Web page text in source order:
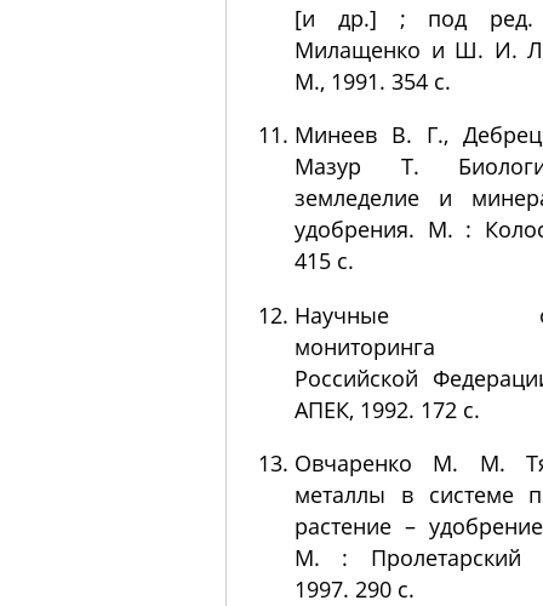
[и др.] ; под
Милащенко и Ш. И.
М., 1991. 354 с.
Минеев B. Г.,
Мазур Т.
земледелие и
удобрения. М. :
415 с.
Научные
мониторинга
Российской
АПЕК, 1992. 172 с.
Овчаренко М. М.
металлы в системе
растение –
М. : Пролетарский
1997. 290 с.